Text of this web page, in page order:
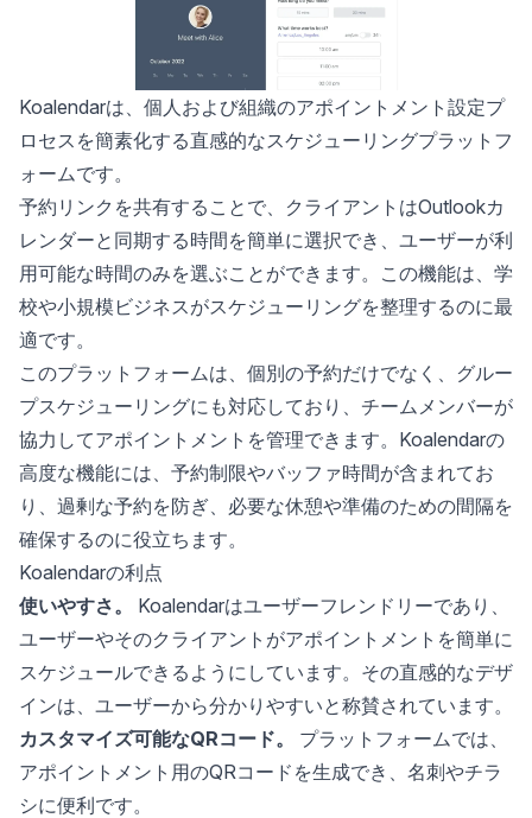
Koalendarは、個人および組織のアポイントメント設定プ
ロセスを簡素化する直感的なスケジューリングプラットフ
ォームです。
予約リンクを共有することで、クライアントはOutlookカ
レンダーと同期する時間を簡単に選択でき、ユーザーが利
用可能な時間のみを選ぶことができます。この機能は、 学
校や小規模ビジネスがスケジューリングを整理するのに最
適です。
このプラットフォームは、個別の予約だけでなく、グルー
プスケジューリングにも対応しており、チームメンバーが
協力してアポイントメントを管理できます。Koalendarの
高度な機能には、予約制限やバッファ時間が含まれてお
り、過剰な予約を防ぎ、必要な休憩や準備のための間隔を
確保するのに役立ちます。
Koalendarの利点
使いやすさ。
Koalendarはユーザーフレンドリーであり、
ユーザーやそのクライアントがアポイントメントを簡単に
スケジュールできるようにしています。その直感的なデザ
インは、ユーザーから分かりやすいと称賛されています。
カスタマイズ可能なQRコード。
プラットフォームでは、
アポイントメント用のQRコードを生成でき、名刺やチラ
シに便利です。